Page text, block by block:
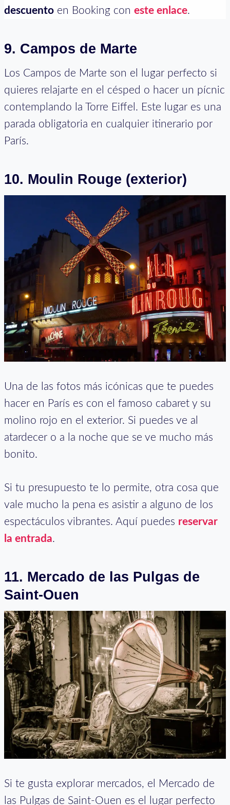
descuento en Booking con este enlace.
9. Campos de Marte
Los Campos de Marte son el lugar perfecto si
quieres relajarte en el césped o hacer un pícnic
contemplando la Torre Eiffel. Este lugar es una
parada obligatoria en cualquier itinerario por
París.
10. Moulin Rouge (exterior)
Una de las fotos más icónicas que te puedes
hacer en París es con el famoso cabaret y su
molino rojo en el exterior. Si puedes ve al
atardecer o a la noche que se ve mucho más
bonito.
Si tu presupuesto te lo permite, otra cosa que
vale mucho la pena es asistir a alguno de los
espectáculos vibrantes. Aquí puedes reservar
la entrada.
11. Mercado de las Pulgas de
Saint-Ouen
Si te gusta explorar mercados, el Mercado de
las Pulgas de Saint-Ouen es el lugar perfecto